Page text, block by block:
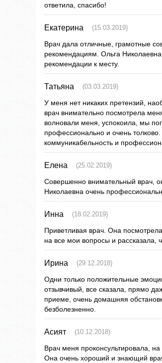
ответила, спасибо!
Екатерина (15.03.2019)
Врач дала отличные, грамотные
рекомендациям. Ольга
рекомендации к месту.
Татьяна (03.03.2019)
У меня нет никаких претензий,
врач внимательно посмотрела
волновали меня, успокоила, мы
профессионально и очень
коммуникабельность и
Елена (25.02.2019)
Совершенно внимательный врач,
Николаевна очень
Инна (18.02.2019)
Приветливая врач. Она
на все мои вопросы и рассказала,
Ирина (29.12.2018)
Одни только положительные
отзывчивый, все сказала, прямо
приеме, очень домашняя
безболезненно.
Асият (10.12.2018)
Врач меня проконсультировала,
Она очень хороший и знающий